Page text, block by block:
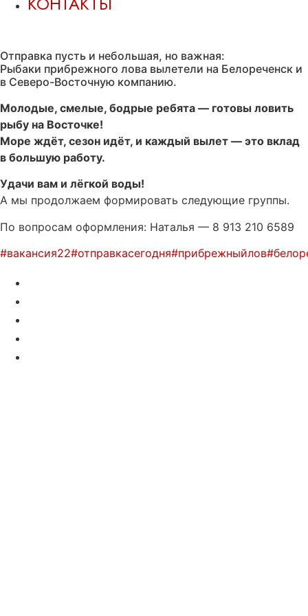
Отправка пусть и небольшая, но важная:
Рыбаки прибрежного лова вылетели на Белореченск и
в Северо-Восточную компанию.
Молодые, смелые, бодрые ребята — готовы ловить
рыбу на Восточке!
Море ждёт, сезон идёт, и каждый вылет — это вклад
в большую работу.
Удачи вам и лёгкой воды!
А мы продолжаем формировать следующие группы.
По вопросам оформления: Наталья — 8 913 210 6589
#вакансия22#отправкасегодня#прибрежныйлов